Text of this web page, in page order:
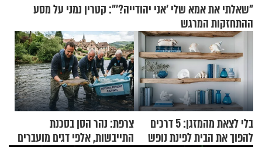
"שאלתי את אמא שלי 'אני יהודייה?'": קטרין נמני על מסע
ההתחזקות המרגש
בלי לצאת מהמזגן: 5 דרכים
להפוך את הבית לפינת נופש
צרפת: נהר הסן בסכנת
התייבשות, אלפי דגים מועברים